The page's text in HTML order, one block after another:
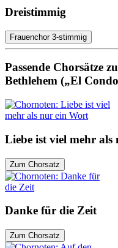
Dreistimmig
Frauenchor 3-stimmig
Passende Chorsätze
Bethlehem („El
Liebe ist viel mehr
Zum Chorsatz
Danke für die Zeit
Zum Chorsatz